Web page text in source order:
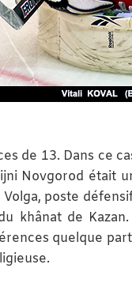
de 13. Dans ce
Novgorod était
poste
khânat de
quelque